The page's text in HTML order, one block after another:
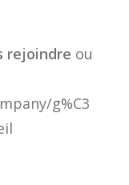
rejoindre ou
g%C3